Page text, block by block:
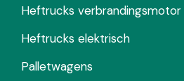
Heftrucks verbrandingsmotor
Heftrucks elektrisch
Palletwagens